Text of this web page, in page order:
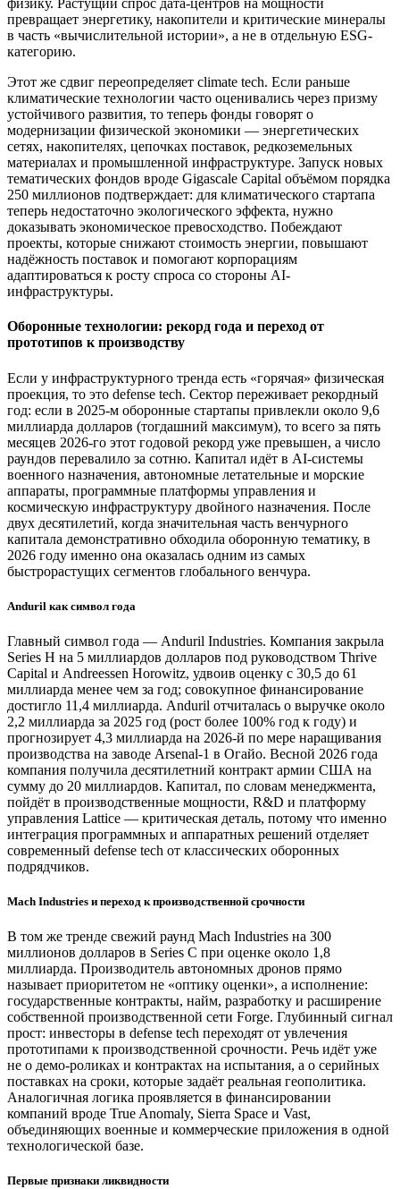
физику. Растущий спрос дата-центров на мощности
превращает энергетику, накопители и критические минералы
в часть «вычислительной истории», а не в отдельную ESG-
категорию.
Этот же сдвиг переопределяет climate tech. Если раньше
климатические технологии часто оценивались через призму
устойчивого развития, то теперь фонды говорят о
модернизации физической экономики — энергетических
сетях, накопителях, цепочках поставок, редкоземельных
материалах и промышленной инфраструктуре. Запуск новых
тематических фондов вроде Gigascale Capital объёмом порядка
250 миллионов подтверждает: для климатического стартапа
теперь недостаточно экологического эффекта, нужно
доказывать экономическое превосходство. Побеждают
проекты, которые снижают стоимость энергии, повышают
надёжность поставок и помогают корпорациям
адаптироваться к росту спроса со стороны AI-
инфраструктуры.
Оборонные технологии: рекорд года и переход от
прототипов к производству
Если у инфраструктурного тренда есть «горячая» физическая
проекция, то это defense tech. Сектор переживает рекордный
год: если в 2025-м оборонные стартапы привлекли около 9,6
миллиарда долларов (тогдашний максимум), то всего за пять
месяцев 2026-го этот годовой рекорд уже превышен, а число
раундов перевалило за сотню. Капитал идёт в AI-системы
военного назначения, автономные летательные и морские
аппараты, программные платформы управления и
космическую инфраструктуру двойного назначения. После
двух десятилетий, когда значительная часть венчурного
капитала демонстративно обходила оборонную тематику, в
2026 году именно она оказалась одним из самых
быстрорастущих сегментов глобального венчура.
Anduril как символ года
Главный символ года — Anduril Industries. Компания закрыла
Series H на 5 миллиардов долларов под руководством Thrive
Capital и Andreessen Horowitz, удвоив оценку с 30,5 до 61
миллиарда менее чем за год; совокупное финансирование
достигло 11,4 миллиарда. Anduril отчиталась о выручке около
2,2 миллиарда за 2025 год (рост более 100% год к году) и
прогнозирует 4,3 миллиарда на 2026-й по мере наращивания
производства на заводе Arsenal-1 в Огайо. Весной 2026 года
компания получила десятилетний контракт армии США на
сумму до 20 миллиардов. Капитал, по словам менеджмента,
пойдёт в производственные мощности, R&D и платформу
управления Lattice — критическая деталь, потому что именно
интеграция программных и аппаратных решений отделяет
современный defense tech от классических оборонных
подрядчиков.
Mach Industries и переход к производственной срочности
В том же тренде свежий раунд Mach Industries на 300
миллионов долларов в Series C при оценке около 1,8
миллиарда. Производитель автономных дронов прямо
называет приоритетом не «оптику оценки», а исполнение:
государственные контракты, найм, разработку и расширение
собственной производственной сети Forge. Глубинный сигнал
прост: инвесторы в defense tech переходят от увлечения
прототипами к производственной срочности. Речь идёт уже
не о демо-роликах и контрактах на испытания, а о серийных
поставках на сроки, которые задаёт реальная геополитика.
Аналогичная логика проявляется в финансировании
компаний вроде True Anomaly, Sierra Space и Vast,
объединяющих военные и коммерческие приложения в одной
технологической базе.
Первые признаки ликвидности